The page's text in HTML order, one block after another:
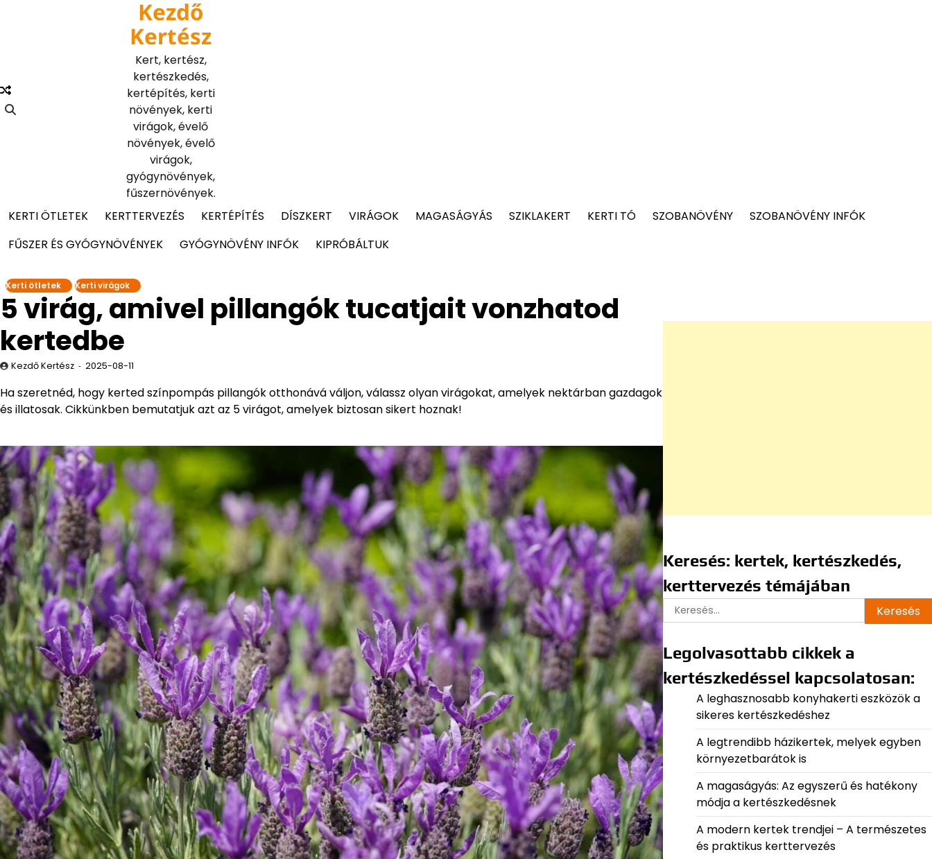
Kezdő
Kertész
Kert, kertész,
kertészkedés,
kertépítés, kerti
növények, kerti
virágok, évelő
növények, évelő
virágok,
gyógynövények,
fűszernövények.
KERTI ÖTLETEK
KERTTERVEZÉS KERTÉPÍTÉS DÍSZKERT VIRÁGOK MAGASÁGYÁS SZIKLAKERT KERTI TÓ SZOBANÖVÉNY
SZOBANÖVÉNY INFÓK
FŰSZER ÉS GYÓGYNÖVÉNYEK
GYÓGYNÖVÉNY INFÓK KIPRÓBÁLTUK
Kerti ötletek Kerti virágok
5 virág, amivel pillangók tucatjait vonzhatod
kertedbe
Kezdő Kertész 2025-08-11
Ha szeretnéd, hogy kerted színpompás pillangók otthonává váljon, válassz olyan virágokat, amelyek nektárban gazdagok
és illatosak. Cikkünkben bemutatjuk azt az 5 virágot, amelyek biztosan sikert hoznak!
Keresés: kertek, kertészkedés,
kerttervezés témájában
Keresés:
Legolvasottabb cikkek a
kertészkedéssel kapcsolatosan:
A leghasznosabb konyhakerti eszközök a
sikeres kertészkedéshez
A legtrendibb házikertek, melyek egyben
környezetbarátok is
A magaságyás: Az egyszerű és hatékony
módja a kertészkedésnek
A modern kertek trendjei – A természetes
és praktikus kerttervezés